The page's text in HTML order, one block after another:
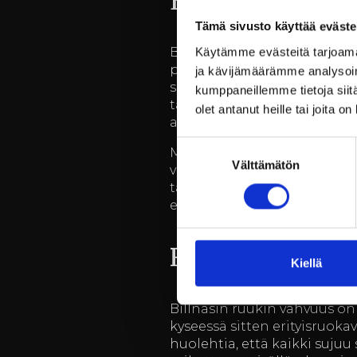
Tämä sivusto käyttää
Käytämme evästeitä
ja kävijämäärämme
kumppaneillemme tietoja
olet antanut heille tai joita
valinta
Välttämätön
Kiellä
Billnäsin ruukki tarjoaa
perustettu ruukki yhdistää
soveltuvat niin intiimeihin
tapahtumasi räätälöinnin
asiakastilaisuus tai työpaja.
Meillä on kokemusta
valmiina auttamaan sinua
tarjoavat mieleenpainuvan
elämyksellinen ympäristö
Räätälöidyt
Billnäsin ruukin vahvuus
kyseessä sitten
huolehtia, että kaikki sujuu